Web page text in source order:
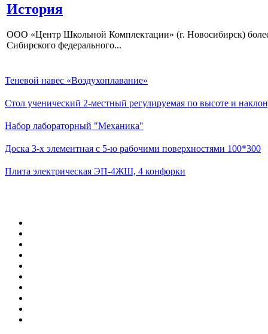
История
ООО «Центр Школьной Комплектации» (г. Новосибирск) более
Сибирского федерального...
Теневой навес «Воздухоплавание»
Стол ученический 2-местный регулируемая по высоте и
Набор лабораторный "Механика"
Доска 3-х элементная с 5-ю рабочими поверхностями 100*300
Плита электрическая ЭП-4ЖШ, 4 конфорки